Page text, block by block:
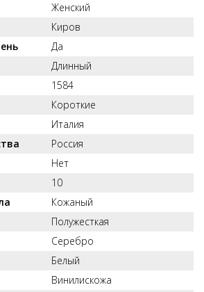
Женский
Киров
Да
Длинный
1584
Короткие
Италия
Россия
Нет
10
Кожаный
Полужесткая
Серебро
Белый
Винилискожа